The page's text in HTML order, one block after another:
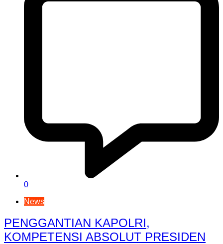
0
News
PENGGANTIAN KAPOLRI,
KOMPETENSI ABSOLUT PRESIDEN